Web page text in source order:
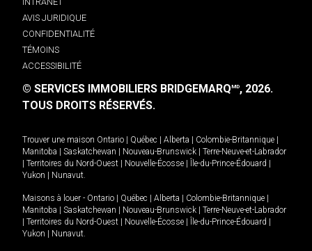
AVIS JURIDIQUE
CONFIDENTIALITÉ
TÉMOINS
ACCESSIBILITÉ
© SERVICES IMMOBILIERS BRIDGEMARQMD, 2026.
TOUS DROITS RÉSERVÉS.
Trouver une maison Ontario Québec Alberta Colombie-Britannique
Manitoba
Saskatchewan Nouveau-Brunswick
Terre-Neuve-et-Labrador
Territoires du Nord-Ouest Nouvelle-Écosse Île-du-Prince-Édouard
Yukon
Nunavut.
Maisons à louer - Ontario Québec Alberta Colombie-Britannique
Manitoba
Saskatchewan Nouveau-Brunswick
Terre-Neuve-et-Labrador
Territoires du Nord-Ouest Nouvelle-Écosse Île-du-Prince-Édouard
Yukon
Nunavut.